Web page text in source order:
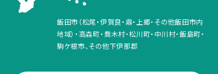
飯田市（松尾・伊賀良・鼎・上郷・その他飯田市内
地域）・高森町・喬木村・松川町・中川村・飯島町・
駒ケ根市、その他下伊那郡